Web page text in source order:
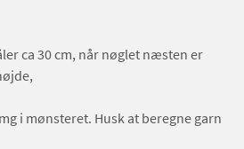
ca 30 cm, når nøglet næsten er
i mønsteret. Husk at beregne garn